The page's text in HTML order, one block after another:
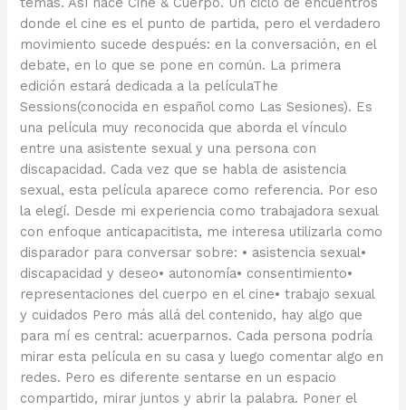
donde el cine es el punto de partida, pero el verdadero
movimiento sucede después: en la conversación, en el
debate, en lo que se pone en común. La primera
edición estará dedicada a la películaThe
Sessions(conocida en español como Las Sesiones). Es
una película muy reconocida que aborda el vínculo
entre una asistente sexual y una persona con
discapacidad. Cada vez que se habla de asistencia
sexual, esta película aparece como referencia. Por eso
la elegí. Desde mi experiencia como trabajadora sexual
con enfoque anticapacitista, me interesa utilizarla como
disparador para conversar sobre: • asistencia sexual•
discapacidad y deseo• autonomía• consentimiento•
representaciones del cuerpo en el cine• trabajo sexual
y cuidados Pero más allá del contenido, hay algo que
para mí es central: acuerparnos. Cada persona podría
mirar esta película en su casa y luego comentar algo en
redes. Pero es diferente sentarse en un espacio
compartido, mirar juntos y abrir la palabra. Poner el